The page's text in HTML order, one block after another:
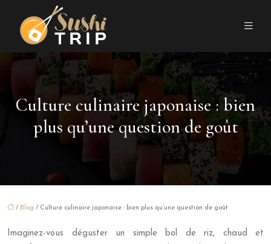
Culture culinaire japonaise : bien
plus qu’une question de goût
/ Blog / Culture culinaire japonaise : bien plus qu’une question de goût
Imaginez-vous déguster un simple bol de riz, chaud et